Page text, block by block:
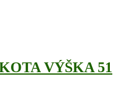
VÝŠKA 51